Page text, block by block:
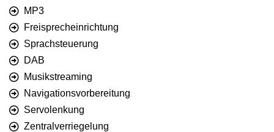
MP3
Freisprecheinrichtung
Sprachsteuerung
DAB
Musikstreaming
Navigationsvorbereitung
Servolenkung
Zentralverriegelung